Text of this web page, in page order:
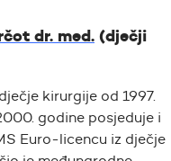
dr. med. (dječji
kirurgije od 1997.
godine posjeduje i
Euro-licencu iz dječje